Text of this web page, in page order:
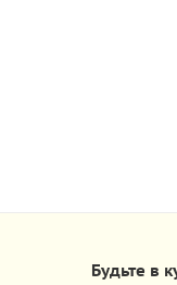
Будьте в